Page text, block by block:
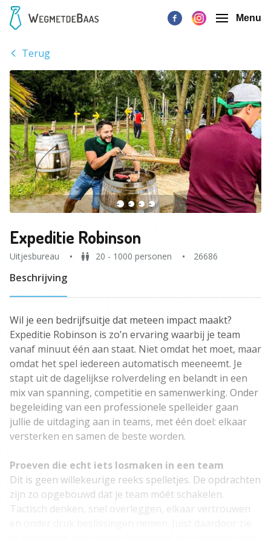
Menu
Terug
Expeditie Robinson
Uitjesbureau 20 - 1000 personen 26686
Beschrijving
Wil je een bedrijfsuitje dat meteen impact maakt?
Expeditie Robinson is zo’n ervaring waarbij je team
vanaf minuut één aan staat. Niet omdat het moet, maar
omdat het spel iedereen automatisch meeneemt. Je
stapt uit de dagelijkse rolverdeling en belandt in een
mix van spanning, competitie en samenwerking. Onder
begeleiding van een professionele spelleider gaan
jullie de uitdaging aan in teams, met één doel: elkaar
versterken en samen de beste worden.
Proeven die echt iets losmaken in een team
Dit is geen willekeurige reeks spelletjes. De opdrachten
zijn zo opgebouwd dat je team móét schakelen.
Tactisch denken, snel overleggen, elkaar vertrouwen